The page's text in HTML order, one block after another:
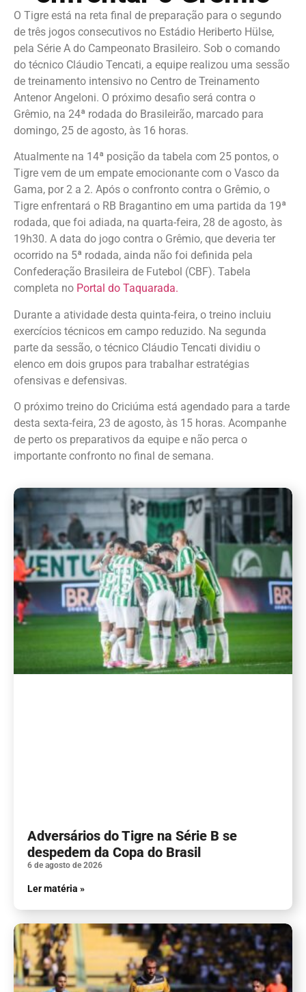
O Tigre está na reta final de preparação para o segundo
de três jogos consecutivos no Estádio Heriberto Hülse,
pela Série A do Campeonato Brasileiro. Sob o comando
do técnico Cláudio Tencati, a equipe realizou uma sessão
de treinamento intensivo no Centro de Treinamento
Antenor Angeloni. O próximo desafio será contra o
Grêmio, na 24ª rodada do Brasileirão, marcado para
domingo, 25 de agosto, às 16 horas.
Atualmente na 14ª posição da tabela com 25 pontos, o
Tigre vem de um empate emocionante com o Vasco da
Gama, por 2 a 2. Após o confronto contra o Grêmio, o
Tigre enfrentará o RB Bragantino em uma partida da 19ª
rodada, que foi adiada, na quarta-feira, 28 de agosto, às
19h30. A data do jogo contra o Grêmio, que deveria ter
ocorrido na 5ª rodada, ainda não foi definida pela
Confederação Brasileira de Futebol (CBF). Tabela
completa no Portal do Taquarada.
Durante a atividade desta quinta-feira, o treino incluiu
exercícios técnicos em campo reduzido. Na segunda
parte da sessão, o técnico Cláudio Tencati dividiu o
elenco em dois grupos para trabalhar estratégias
ofensivas e defensivas.
O próximo treino do Criciúma está agendado para a tarde
desta sexta-feira, 23 de agosto, às 15 horas. Acompanhe
de perto os preparativos da equipe e não perca o
importante confronto no final de semana.
Adversários do Tigre na Série B se
despedem da Copa do Brasil
6 de agosto de 2026
Ler matéria »